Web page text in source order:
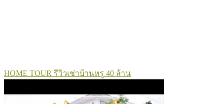
HOME TOUR รีวิวเช่าบ้านหรู 40 ล้าน